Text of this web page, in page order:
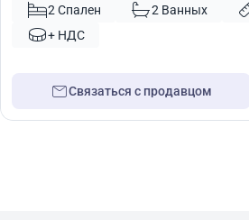
№ 471702 Спален 2 Ванных
+ НДС
Связаться с продавцом